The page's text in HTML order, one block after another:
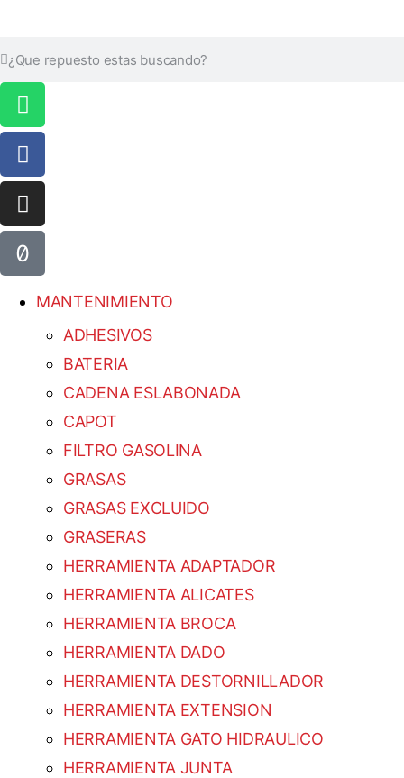
MANTENIMIENTO
ADHESIVOS
BATERIA
CADENA ESLABONADA
CAPOT
FILTRO GASOLINA
GRASAS
GRASAS EXCLUIDO
GRASERAS
HERRAMIENTA ADAPTADOR
HERRAMIENTA ALICATES
HERRAMIENTA BROCA
HERRAMIENTA DADO
HERRAMIENTA DESTORNILLADOR
HERRAMIENTA EXTENSION
HERRAMIENTA GATO HIDRAULICO
HERRAMIENTA JUNTA